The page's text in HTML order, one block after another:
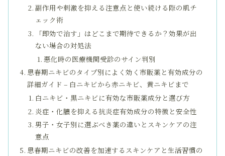
副作用や刺激を抑える注意点と使い続ける際の肌チ
ェック術
「即効で治す」はどこまで期待できるか？効果が出
ない場合の対処法
悪化時の医療機関受診のサイン判別
思春期ニキビのタイプ別によく効く市販薬と有効成分の
詳細ガイド – 白ニキビから赤ニキビ、黄ニキビまで
白ニキビ・黒ニキビに有効な市販薬成分と選び方
炎症・化膿を抑える抗炎症有効成分の特徴と安全性
男子・女子別に選ぶべき薬の違いとスキンケアの注
意点
思春期ニキビの改善を加速するスキンケアと生活習慣の